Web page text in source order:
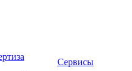
Сервисы